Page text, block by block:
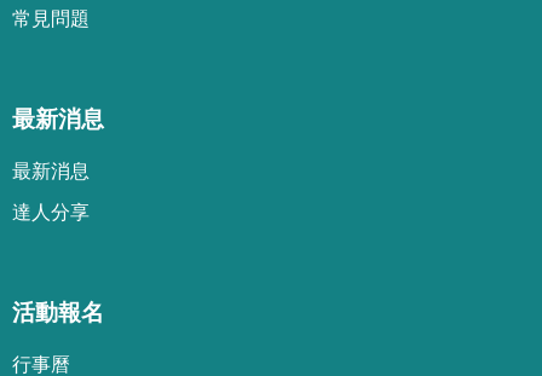
常見問題
最新消息
最新消息
達人分享
活動報名
行事曆